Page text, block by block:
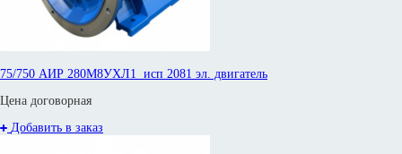
75/750 АИР 280M8УХЛ1 исп 2081 эл. двигатель
Цена договорная
Добавить в заказ